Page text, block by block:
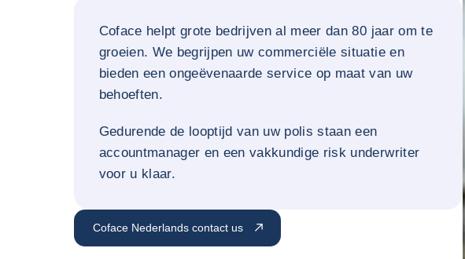
Coface helpt grote bedrijven al meer dan 80 jaar om te
groeien. We begrijpen uw commerciële situatie en
bieden een ongeëvenaarde service op maat van uw
behoeften.
Gedurende de looptijd van uw polis staan een
accountmanager en een vakkundige risk underwriter
voor u klaar.
Coface Nederlands contact us